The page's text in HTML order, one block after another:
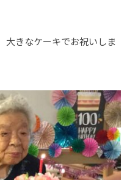
きなケーキでお祝いしま